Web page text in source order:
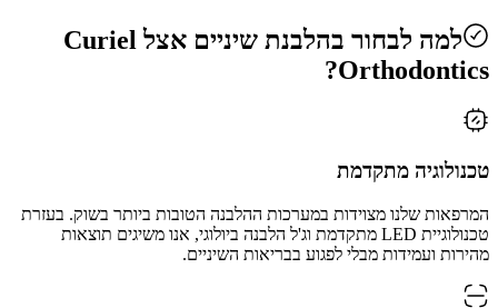
למה לבחור בהלבנת שיניים אצל Curiel
Orthodontics?
טכנולוגיה מתקדמת
המרפאות שלנו מצוידות במערכות ההלבנה הטובות ביותר בשוק. בעזרת
טכנולוגיית LED מתקדמת וג'ל הלבנה ביולוגי, אנו משיגים תוצאות
מהירות ועמידות מבלי לפגוע בבריאות השיניים.